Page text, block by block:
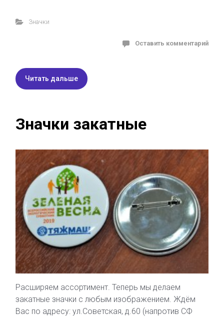
Значки
Оставить комментарий
Читать дальше
Значки закатные
Расширяем ассортимент. Теперь мы делаем
закатные значки с любым изображением. Ждём
Вас по адресу: ул.Советская, д.60 (напротив СФ